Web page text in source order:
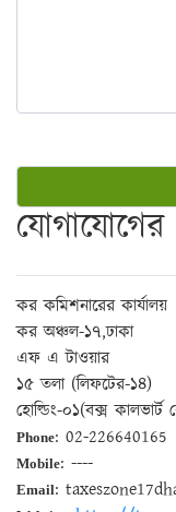
যোগাযোগের
কর কমিশনারের কার্যালয়
কর অঞ্চল-১৭,ঢাকা
এফ এ টাওয়ার
১৫ তলা (লিফটের-১৪)
হোল্ডিং-০১(বক্স
Phone: 02-226640165
Mobile: ----
Email: